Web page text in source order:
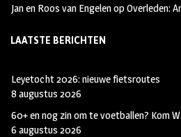
Jan en Roos van EngelenopOverleden:
LAATSTE BERICHTEN
Leyetocht 2026: nieuwe fietsroutes
8 augustus 2026
60+ en nog zin om te voetballen? Kom
6 augustus 2026